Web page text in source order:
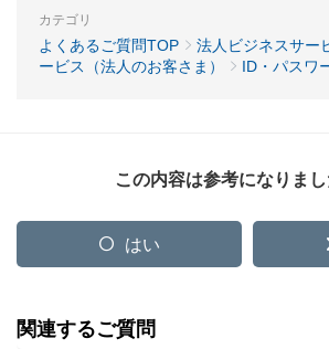
カテゴリ
よくあるご質問TOP 法人ビジネスサー
ービス（法人のお客さま）
ID・パスワ
この内容は参考になりまし
はい
関連するご質問